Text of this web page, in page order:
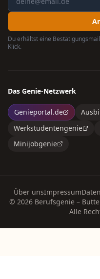
Du erhältst eine
Klick.
Das Genie-Netzwerk
Genieportal.de
Werkstudentengenie
Minijobgenie
Über unsImpressum
© 2026Berufsgenie –
Alle